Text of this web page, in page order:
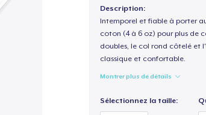
Description:
Intemporel et fiable à porter
coton (4 à 6 oz) pour plus de
doubles, le col rond côtelé et
classique et confortable.
Montrer plus de détails
Sélectionnez la taille: